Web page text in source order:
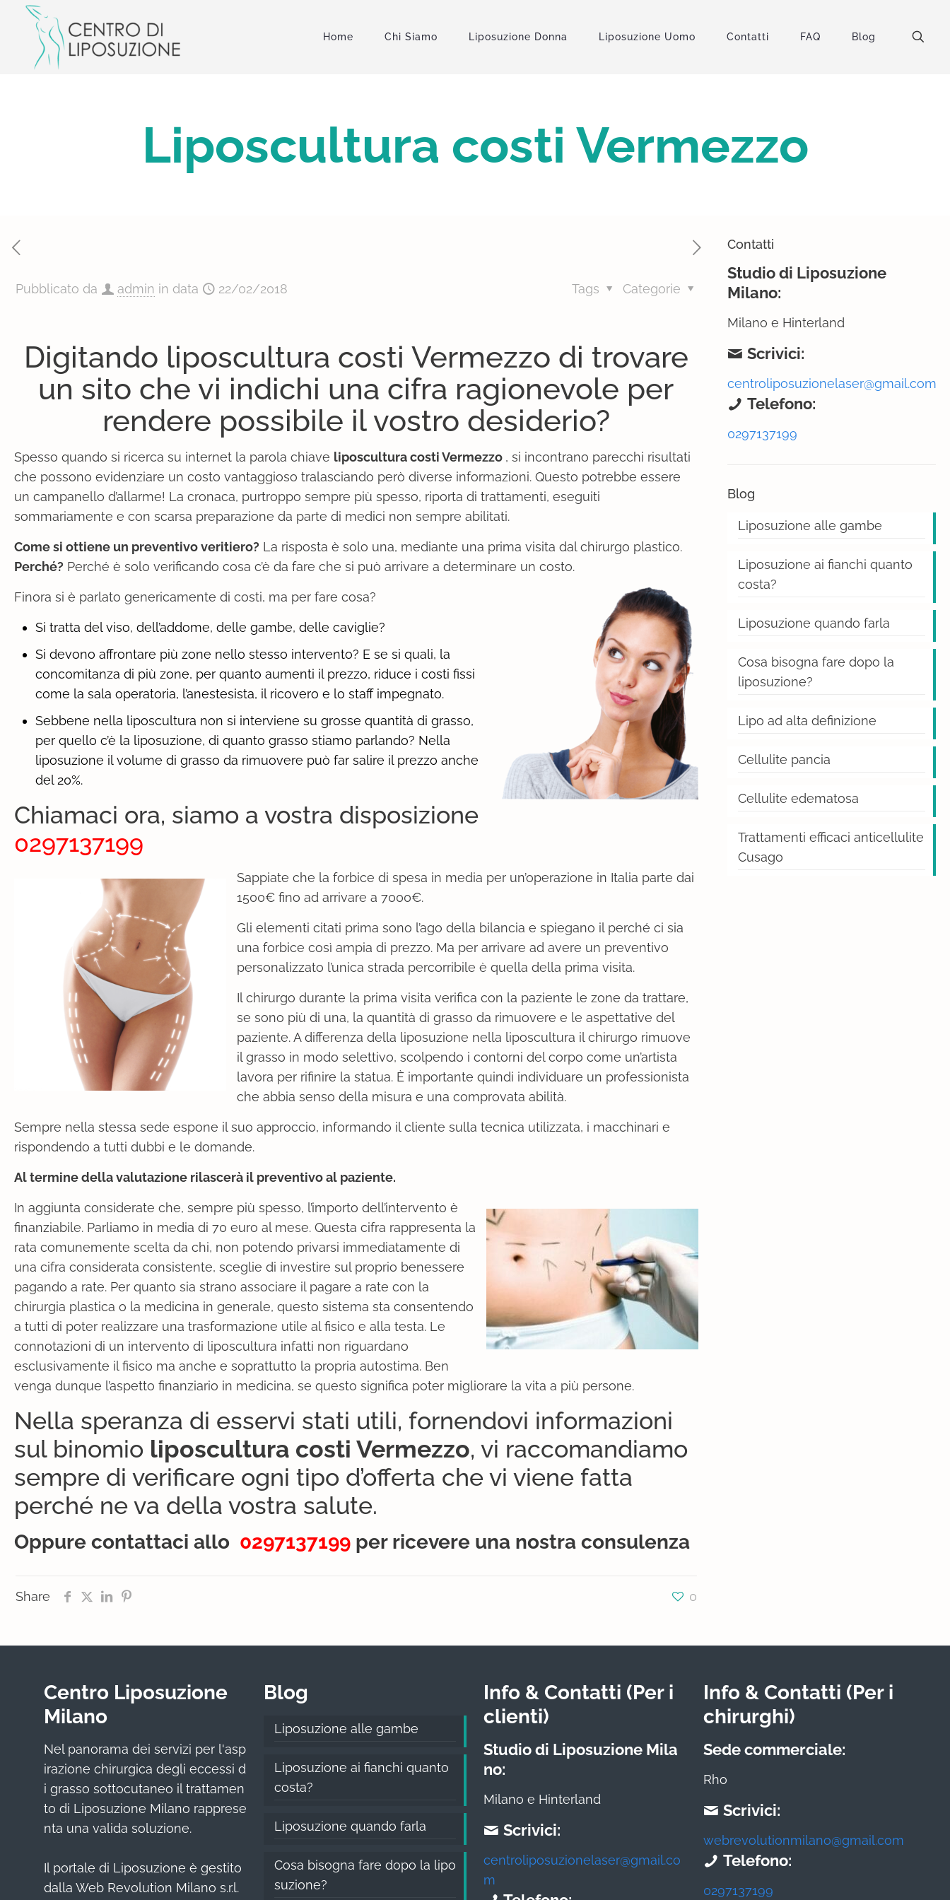
Home Chi Siamo Liposuzione Donna Liposuzione Uomo Contatti FAQ Blog
Liposcultura costi Vermezzo
Pubblicato da admin in data 22/02/2018 Categorie
Tags
Digitando liposcultura costi Vermezzo di trovare
un sito che vi indichi una cifra ragionevole per
rendere possibile il vostro desiderio?
Spesso quando si ricerca su internet la parola chiave liposcultura costi Vermezzo , si incontrano parecchi risultati
che possono evidenziare un costo vantaggioso tralasciando però diverse informazioni. Questo potrebbe essere
un campanello d’allarme! La cronaca, purtroppo sempre più spesso, riporta di trattamenti, eseguiti
sommariamente e con scarsa preparazione da parte di medici non sempre abilitati.
Come si ottiene un preventivo veritiero? La risposta è solo una, mediante una prima visita dal chirurgo plastico.
Perché? Perché è solo verificando cosa c’è da fare che si può arrivare a determinare un costo.
Finora si è parlato genericamente di costi, ma per fare cosa?
Si tratta del viso, dell’addome, delle gambe, delle caviglie?
Si devono affrontare più zone nello stesso intervento? E se si quali, la
concomitanza di più zone, per quanto aumenti il prezzo, riduce i costi fissi
come la sala operatoria, l’anestesista, il ricovero e lo staff impegnato.
Sebbene nella liposcultura non si interviene su grosse quantità di grasso,
per quello c’è la liposuzione, di quanto grasso stiamo parlando? Nella
liposuzione il volume di grasso da rimuovere può far salire il prezzo anche
del 20%.
Chiamaci ora, siamo a vostra disposizione
0297137199
Sappiate che la forbice di spesa in media per un’operazione in Italia parte dai
1500€ fino ad arrivare a 7000€.
Gli elementi citati prima sono l’ago della bilancia e spiegano il perché ci sia
una forbice così ampia di prezzo. Ma per arrivare ad avere un preventivo
personalizzato l’unica strada percorribile è quella della prima visita.
Il chirurgo durante la prima visita verifica con la paziente le zone da trattare,
se sono più di una, la quantità di grasso da rimuovere e le aspettative del
paziente. A differenza della liposuzione nella liposcultura il chirurgo rimuove
il grasso in modo selettivo, scolpendo i contorni del corpo come un’artista
lavora per rifinire la statua. È importante quindi individuare un professionista
che abbia senso della misura e una comprovata abilità.
Sempre nella stessa sede espone il suo approccio, informando il cliente sulla tecnica utilizzata, i macchinari e
rispondendo a tutti dubbi e le domande.
Al termine della valutazione rilascerà il preventivo al paziente.
In aggiunta considerate che, sempre più spesso, l’importo dell’intervento è
finanziabile. Parliamo in media di 70 euro al mese. Questa cifra rappresenta la
rata comunemente scelta da chi, non potendo privarsi immediatamente di
una cifra considerata consistente, sceglie di investire sul proprio benessere
pagando a rate. Per quanto sia strano associare il pagare a rate con la
chirurgia plastica o la medicina in generale, questo sistema sta consentendo
a tutti di poter realizzare una trasformazione utile al fisico e alla testa. Le
connotazioni di un intervento di liposcultura infatti non riguardano
esclusivamente il fisico ma anche e soprattutto la propria autostima. Ben
venga dunque l’aspetto finanziario in medicina, se questo significa poter migliorare la vita a più persone.
Nella speranza di esservi stati utili, fornendovi informazioni
sul binomio liposcultura costi Vermezzo, vi raccomandiamo
sempre di verificare ogni tipo d’offerta che vi viene fatta
perché ne va della vostra salute.
Oppure contattaci allo 0297137199 per ricevere una nostra consulenza
Share 0
Contatti
Studio di Liposuzione
Milano:
Milano e Hinterland
Scrivici:
centroliposuzionelaser@gmail.com
Telefono:
0297137199
Blog
Liposuzione alle gambe
Liposuzione ai fianchi quanto
costa?
Liposuzione quando farla
Cosa bisogna fare dopo la
liposuzione?
Lipo ad alta definizione
Cellulite pancia
Cellulite edematosa
Trattamenti efficaci anticellulite
Cusago
Centro Liposuzione
Milano
Nel panorama dei servizi per l'asp
irazione chirurgica degli eccessi d
i grasso sottocutaneo il trattamen
to di Liposuzione Milano rapprese
nta una valida soluzione.
Il portale di Liposuzione è gestito
dalla Web Revolution Milano s.r.l.
Blog
Liposuzione alle gambe
Liposuzione ai fianchi quanto
costa?
Liposuzione quando farla
Cosa bisogna fare dopo la lipo
suzione?
Info & Contatti (Per i
clienti)
Studio di Liposuzione Mila
no:
Milano e Hinterland
Scrivici:
centroliposuzionelaser@gmail.co
m
Info & Contatti (Per i
chirurghi)
Sede commerciale:
Rho
Scrivici:
webrevolutionmilano@gmail.com
Telefono:
0297137199